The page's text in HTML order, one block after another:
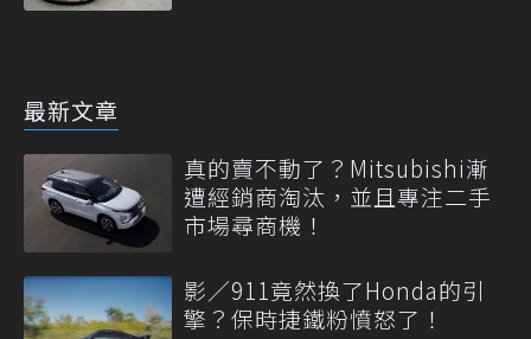
最新文章
真的賣不動了？Mitsubishi漸
遭經銷商淘汰，並且專注二手
市場尋商機！
影／911竟然換了Honda的引
擎？保時捷鐵粉憤怒了！